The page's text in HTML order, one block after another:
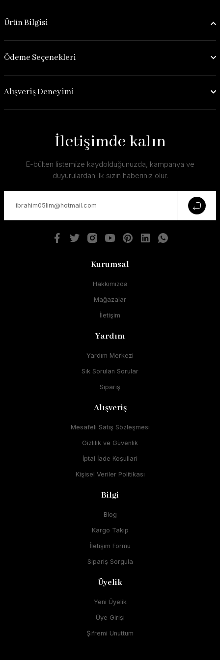
Ürün Bilgisi
Ödeme Seçenekleri
Alışveriş Deneyimi
İletişimde kalın
E-bülten listemize kaydolduğunuzda, kampanya ve
duyurulardan ilk sizin haberiniz olur.
Kurumsal
Hakkımızda
Mağazalar
İletişim
Yardım
Yardım Merkezi
Sık Sorulan Sorular
Sipariş
Alışveriş
Mesafeli Satış Sözleşmesi
Gizlilik ve Güvenlik
İptal İade Koşullari
Kişisel Veriler Politikası
Bilgi
Blog
Kargo Takip
İletişim Formu
Sipariş Sorgula
Üyelik
Yeni Üyelik
Üye Girişi
Şifremi Unuttum